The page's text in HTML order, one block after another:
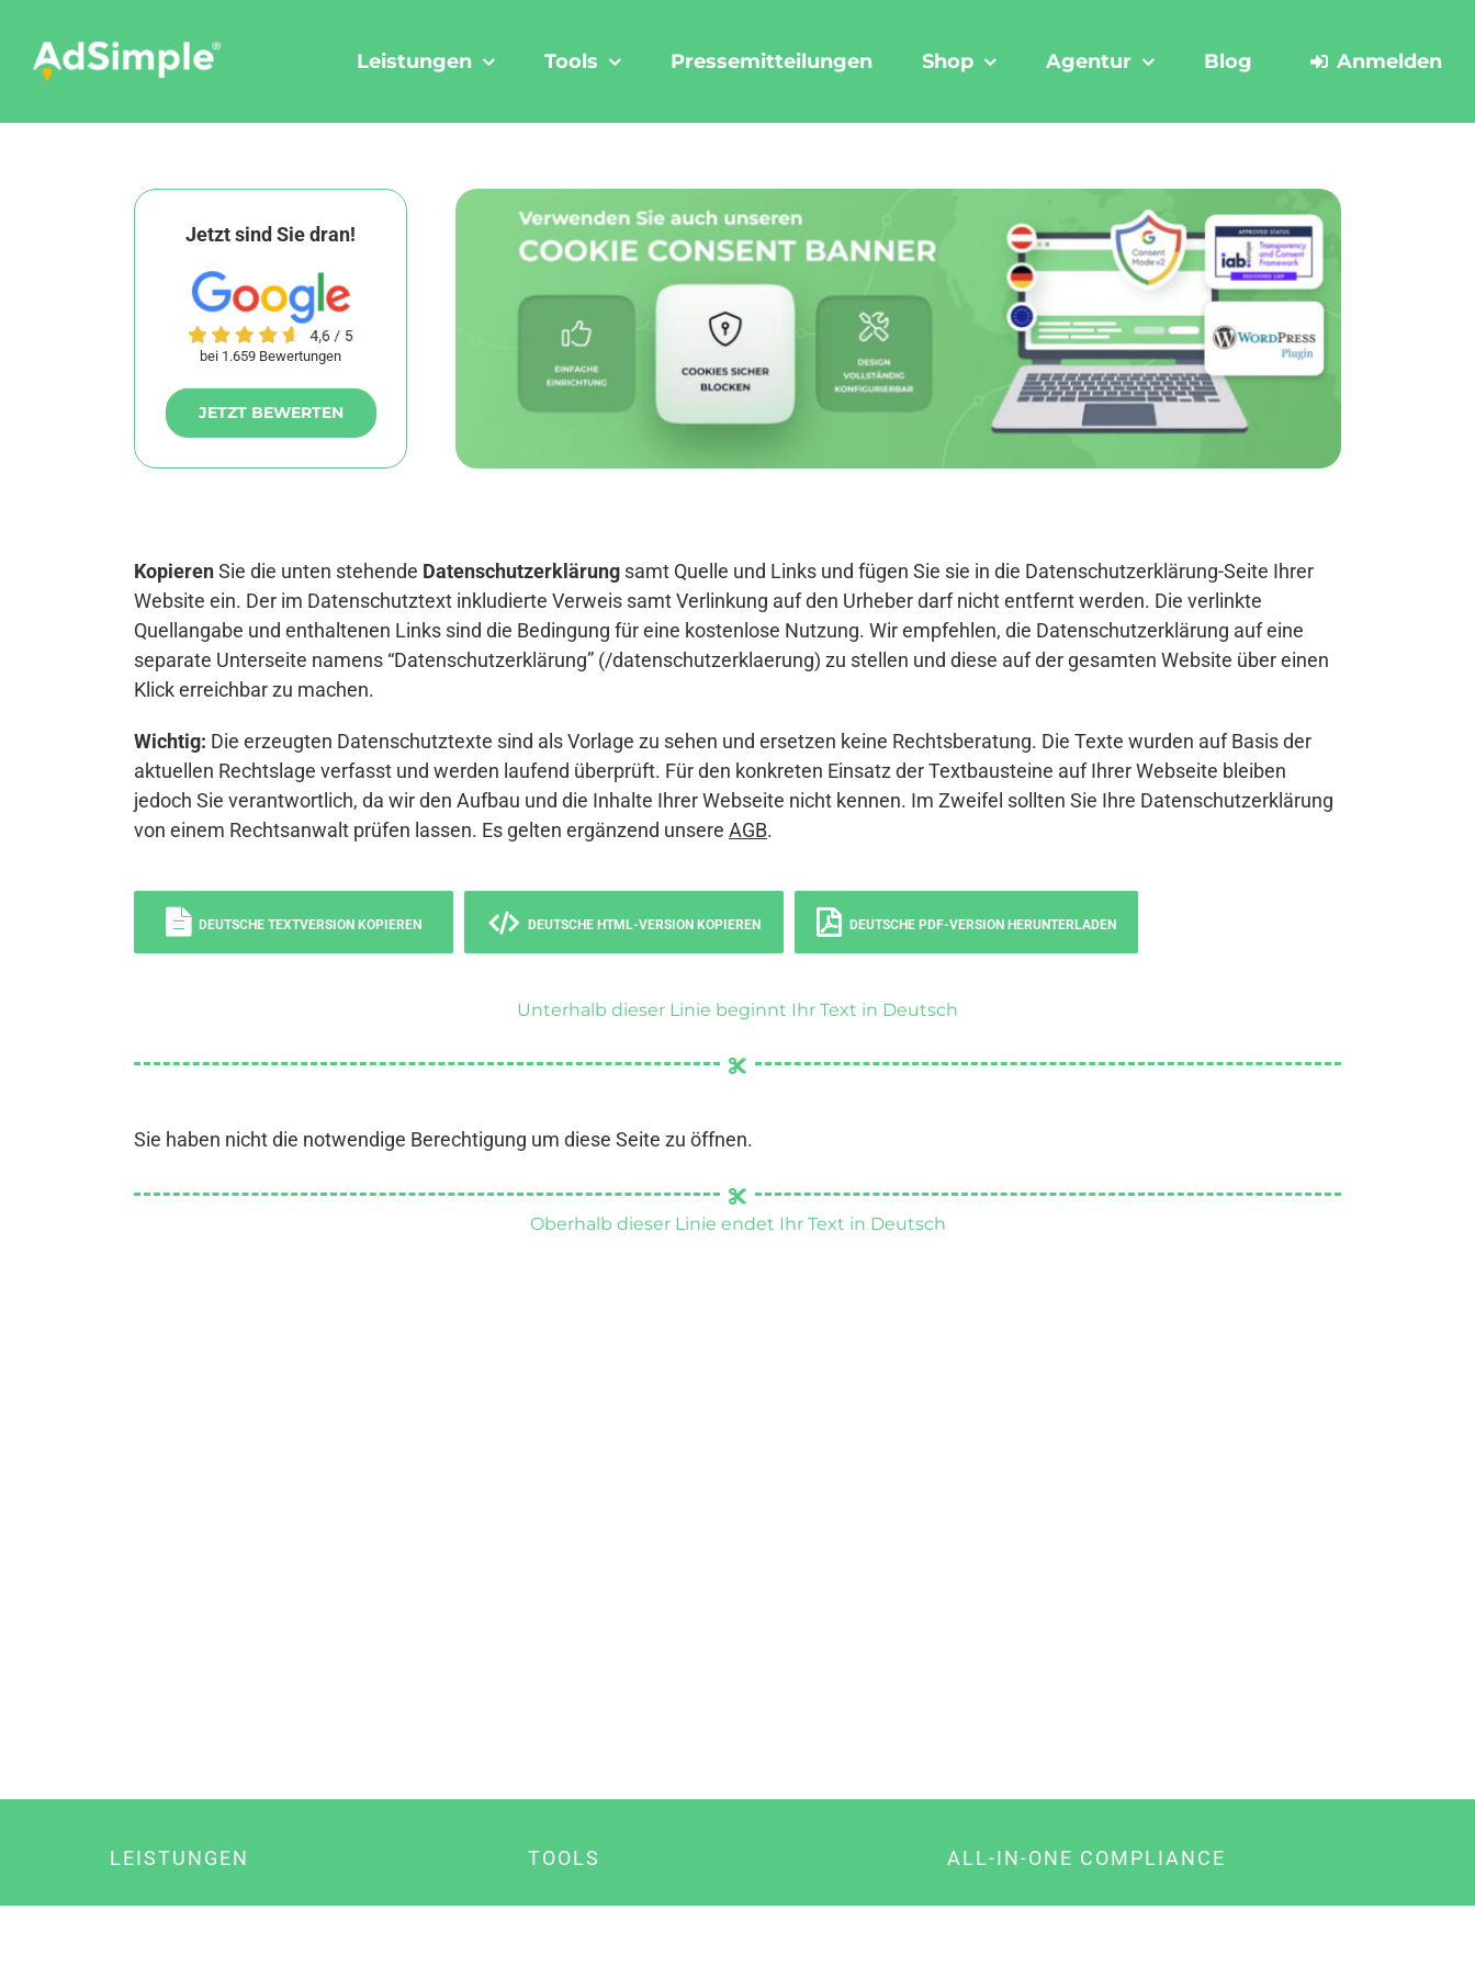
content
Leistungen Tools Pressemitteilungen Shop Agentur Blog Anmelden
Jetzt sind Sie dran!
bei 1.659 Bewertungen
JETZT BEWERTEN
KopierenSie die unten stehende Datenschutzerklärung samt Quelle und Links und fügen Sie sie in die Datenschutzerklärung-Seite Ihrer
Website ein. Der im Datenschutztext inkludierte Verweis samt Verlinkung auf den Urheber darf nicht entfernt werden. Die verlinkte
Quellangabe und enthaltenen Links sind die Bedingung für eine kostenlose Nutzung. Wir empfehlen, die Datenschutzerklärung auf eine
separate Unterseite namens “Datenschutzerklärung” (/datenschutzerklaerung) zu stellen und diese auf der gesamten Website über einen
Klick erreichbar zu machen.
Wichtig: Die erzeugten Datenschutztexte sind als Vorlage zu sehen und ersetzen keine Rechtsberatung. Die Texte wurden auf Basis der
aktuellen Rechtslage verfasst und werden laufend überprüft. Für den konkreten Einsatz der Textbausteine auf Ihrer Webseite bleiben
jedoch Sie verantwortlich, da wir den Aufbau und die Inhalte Ihrer Webseite nicht kennen. Im Zweifel sollten Sie Ihre Datenschutzerklärung
von einem Rechtsanwalt prüfen lassen. Es gelten ergänzend unsere AGB.
DEUTSCHE TEXTVERSION KOPIEREN DEUTSCHE HTML-VERSION KOPIEREN DEUTSCHE PDF-VERSION HERUNTERLADEN
Unterhalb dieser Linie beginnt Ihr Text in Deutsch
Sie haben nicht die notwendige Berechtigung um diese Seite zu öffnen.
Oberhalb dieser Linie endet Ihr Text in Deutsch
LEISTUNGEN TOOLS ALL-IN-ONE COMPLIANCE